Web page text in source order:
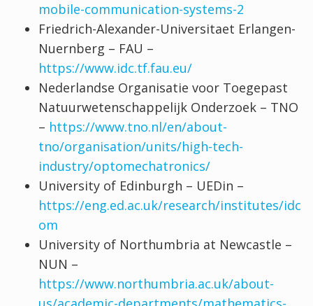
mobile-communication-systems-2
Friedrich-Alexander-Universitaet Erlangen-
Nuernberg – FAU –
https://www.idc.tf.fau.eu/
Nederlandse Organisatie voor Toegepast
Natuurwetenschappelijk Onderzoek – TNO
– https://www.tno.nl/en/about-
tno/organisation/units/high-tech-
industry/optomechatronics/
University of Edinburgh – UEDin –
https://eng.ed.ac.uk/research/institutes/idc
om
University of Northumbria at Newcastle –
NUN –
https://www.northumbria.ac.uk/about-